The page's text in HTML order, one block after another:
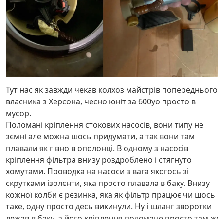
Тут нас як завжди чекав колхоз майстрів попереднього
власника з Херсона, чесно юніт за 600уо просто в
мусор.
Поломані кріплення стокових насосів, вони типу не
зємні але можна шось придумати, а так вони там
плавали як гівно в ополонці. В одному з насосів
кріплення фільтра внизу роздроблено і стягнуто
хомутами. Проводка на насоси з вага якогось зі
скрутками ізолєнти, яка просто плавала в баку. Внизу
кожної колби є резинка, яка як фільтр працює чи шось
таке, одну просто десь викинули. Ну і шланг зворотки